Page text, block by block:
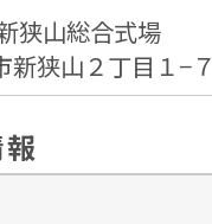
狭山総合式場
新狭山２丁目１−７